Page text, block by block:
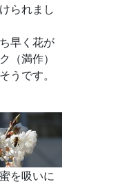
られまし
早く花が
（満作）
うです。
を吸いに